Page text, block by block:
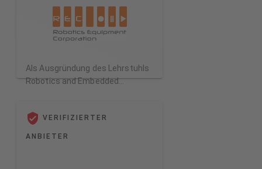
Als Ausgründung des Lehrstuhls
Robotics and Embedded
Robotics Equipment Corporation
GmbH (REC) seit 2004 Hard und
VERIFIZIERTER
ANBIETER